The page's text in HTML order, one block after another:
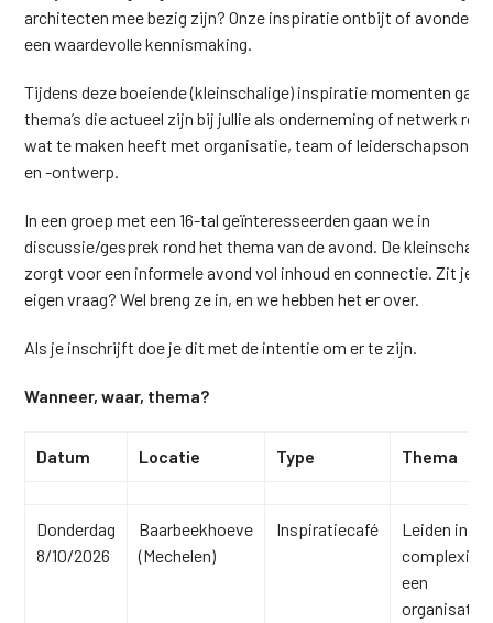
architecten mee bezig zijn? Onze inspiratie ontbijt of avonden
een waardevolle kennismaking.
Tijdens deze boeiende (kleinschalige) inspiratie momenten
thema’s die actueel zijn bij jullie als onderneming of netwerk
wat te maken heeft met organisatie, team of
en -ontwerp.
In een groep met een 16-tal geïnteresseerden gaan we in
discussie/gesprek rond het thema van de avond. De
zorgt voor een informele avond vol inhoud en connectie. Zit je
eigen vraag? Wel breng ze in, en we hebben het er over.
Als je inschrijft doe je dit met de intentie om er te zijn.
Wanneer, waar, thema?
Datum Locatie Type Thema
Donderdag
8/10/2026
Baarbeekhoeve
(Mechelen)
Inspiratiecafé
Leiden in
een